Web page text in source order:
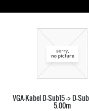
VGA-Kabel D-Sub15 -> D-
5.00m